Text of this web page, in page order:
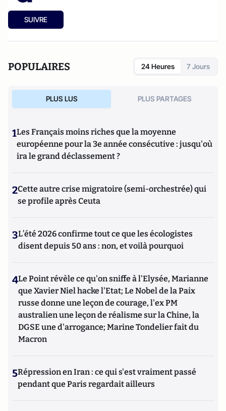
SUIVRE
POPULAIRES 24 Heures 7 Jours
PLUS LUS PLUS PARTAGES
1Les Français moins riches que la moyenne
européenne pour la 3e année consécutive : jusqu'où
ira le grand déclassement ?
2Cette autre crise migratoire (semi-orchestrée) qui
se profile après Ceuta
3L’été 2026 confirme tout ce que les écologistes
disent depuis 50 ans : non, et voilà pourquoi
4Le Point révèle ce qu'on sniffe à l'Elysée, Marianne
que Xavier Niel hacke l'Etat; Le Nobel de la Paix
russe donne une leçon de courage, l'ex PM
australien une leçon de réalisme sur la Chine, la
DGSE une d'arrogance; Marine Tondelier fait du
Macron
5Répression en Iran : ce qui s'est vraiment passé
pendant que Paris regardait ailleurs